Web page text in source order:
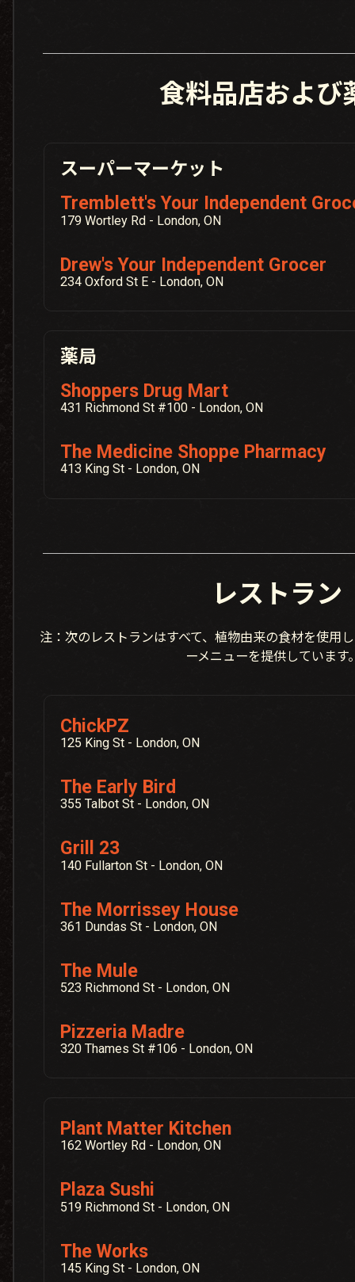
食料品店および
スーパーマーケット
Tremblett's Your Independent
179 Wortley Rd - London, ON
Drew's Your Independent Grocer
234 Oxford St E - London, ON
薬局
Shoppers Drug Mart
431 Richmond St #100 - London, ON
The Medicine Shoppe Pharmacy
413 King St - London, ON
レストラン
注：次のレストランはすべて、植物由来の食材を使用
ーメニューを提供しています
ChickPZ
125 King St - London, ON
The Early Bird
355 Talbot St - London, ON
Grill 23
140 Fullarton St - London, ON
The Morrissey House
361 Dundas St - London, ON
The Mule
523 Richmond St - London, ON
Pizzeria Madre
320 Thames St #106 - London, ON
Plant Matter Kitchen
162 Wortley Rd - London, ON
Plaza Sushi
519 Richmond St - London, ON
The Works
145 King St - London, ON